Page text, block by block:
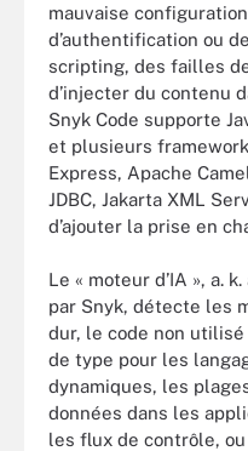
mauvaise
d’authentification ou
scripting, des failles
d’injecter du contenu
Snyk Code supporte
et plusieurs
Express, Apache
JDBC, Jakarta XML
d’ajouter la prise en
Le « moteur d’IA », a.
par Snyk, détecte les
dur, le code non
de type pour les
dynamiques, les
données dans les
les flux de contrôle,